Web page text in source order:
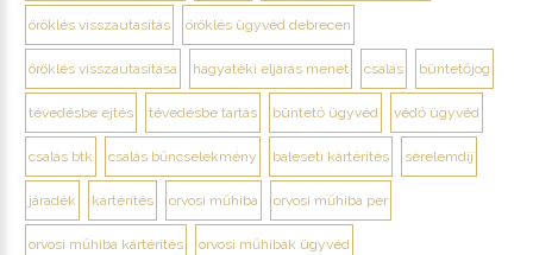
öröklés visszautasítás öröklés ügyvéd debrecen
öröklés visszautasítása hagyatéki eljárás menet csalás büntetőjog
tévedésbe ejtés tévedésbe tartás büntető ügyvéd védő ügyvéd
csalás btk csalás bűncselekmény baleseti kártérítés sérelemdíj
járadék kártérítés orvosi műhiba orvosi műhiba per
orvosi műhiba kártérítés orvosi műhibák ügyvéd